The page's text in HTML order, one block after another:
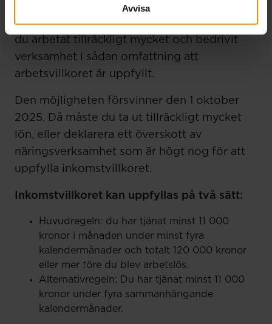
Avvisa
dag, även om du haft lite eller ingen inkomst
i ditt företag. Du kan få ersättning så länge
du arbetat tillräckligt mycket och bedrivit
verksamhet i sådan omfattning att
arbetsvillkoret är uppfyllt.
Den möjligheten försvinner den 1 oktober
2025. Då måste du ta ut tillräckligt mycket
lön, eller deklarera ett överskott av
näringsverksamhet som är högt nog för att
uppfylla inkomstvillkoret.
Inkomstvillkoret kan uppfyllas på två sätt:
Huvudregeln: du har tjänat minst 11 000
kronor i månaden under minst fyra
kalendermånader och totalt 120 000 kronor
eller mer före du blev arbetslös.
Alternativregeln: Du har tjänat minst 11 000
kronor under fyra sammanhängande
kalendermånader.